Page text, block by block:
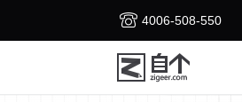
4006-508-550